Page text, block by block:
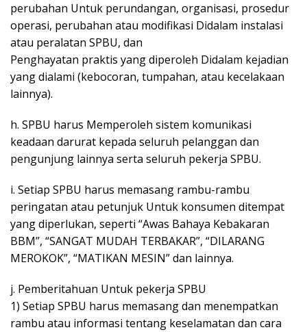
perubahan Untuk perundangan, organisasi, prosedur
operasi, perubahan atau modifikasi Didalam instalasi
atau peralatan SPBU, dan
Penghayatan praktis yang diperoleh Didalam kejadian
yang dialami (kebocoran, tumpahan, atau kecelakaan
lainnya).
h. SPBU harus Memperoleh sistem komunikasi
keadaan darurat kepada seluruh pelanggan dan
pengunjung lainnya serta seluruh pekerja SPBU.
i. Setiap SPBU harus memasang rambu-rambu
peringatan atau petunjuk Untuk konsumen ditempat
yang diperlukan, seperti “Awas Bahaya Kebakaran
BBM”, “SANGAT MUDAH TERBAKAR”, “DILARANG
MEROKOK”, “MATIKAN MESIN” dan lainnya.
j. Pemberitahuan Untuk pekerja SPBU
1) Setiap SPBU harus memasang dan menempatkan
rambu atau informasi tentang keselamatan dan cara